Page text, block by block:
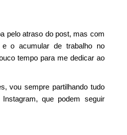
pelo atraso do post, mas com
o acumular de trabalho no
tempo para me dedicar ao
vou sempre partilhando tudo
que podem seguir